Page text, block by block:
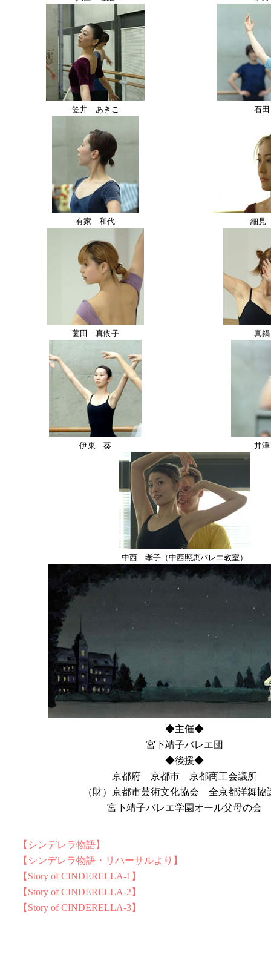
笠井 あきこ 石
有家 和代 細見
薗田 真依子 真
伊東 葵 井
中西 孝子（中西照恵バレエ教室）
◆主催◆
宮下靖子バレエ団
◆後援◆
京都府 京都市 京都商工会議所
（財）京都市芸術文化協会 全京都洋舞協
宮下靖子バレエ学園オール父母の会
【シンデレラ物語】
【シンデレラ物語・リハーサルより】
【Story of CINDERELLA-1】
【Story of CINDERELLA-2】
【Story of CINDERELLA-3】